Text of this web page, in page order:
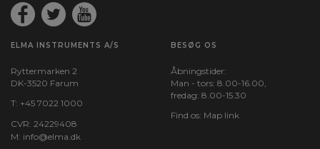
ELMA INSTRUMENTS A/S
Ryttermarken 2
DK-3520 Farum
T: +45 7022 1000
CVR: 24229408
M: info@elma.dk
BESØG OS
Åbningstider:
Man - tors: 8.00-16.00,
fredag: 8.00-15.30
Find os: Map link